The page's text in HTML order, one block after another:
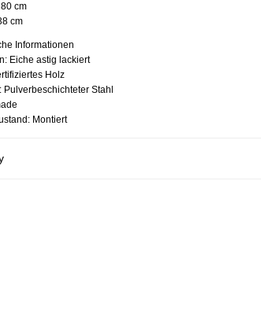
80 cm
cm
Informationen
Eiche astig lackiert
Holz
Pulverbeschichteter Stahl
Montiert